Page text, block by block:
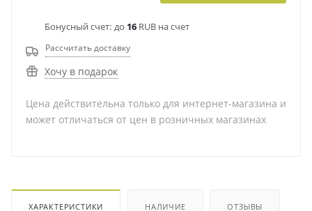
Бонусный счет: до 16 RUB на счет
Рассчитать доставку
Хочу в подарок
Цена действительна только для интернет-магазина и
может отличаться от цен в розничных магазинах
ХАРАКТЕРИСТИКИ НАЛИЧИЕ ОТЗЫВЫ